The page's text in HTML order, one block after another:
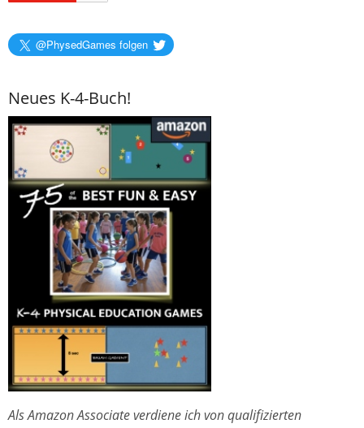
@PhysedGames folgen
Neues K-4-Buch!
Als Amazon Associate verdiene ich von qualifizierten